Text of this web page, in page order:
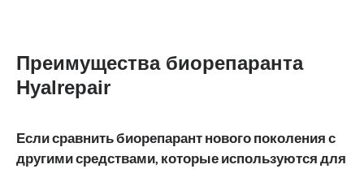
Преимущества биорепаранта
Hyalrepair
Если сравнить биорепарант нового поколения с
другими средствами, которые используются для